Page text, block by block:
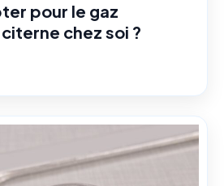
pour le gaz
chez soi ?